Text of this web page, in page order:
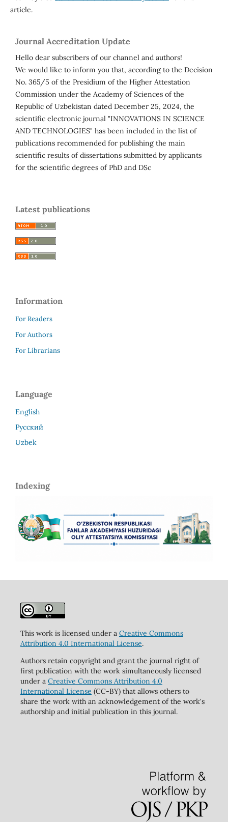
article.
Journal Accreditation Update
Hello dear subscribers of our channel and authors!
We would like to inform you that, according to the Decision
No. 365/5 of the Presidium of the Higher Attestation
Commission under the Academy of Sciences of the
Republic of Uzbekistan dated December 25, 2024, the
scientific electronic journal "INNOVATIONS IN SCIENCE
AND TECHNOLOGIES" has been included in the list of
publications recommended for publishing the main
scientific results of dissertations submitted by applicants
for the scientific degrees of PhD and DSc
Latest publications
Information
For Readers
For Authors
For Librarians
Language
English
Русский
Uzbek
Indexing
This work is licensed under a Creative Commons
Attribution 4.0 International License.
Authors retain copyright and grant the journal right of
first publication with the work simultaneously licensed
under a Creative Commons Attribution 4.0
International License (CC-BY) that allows others to
share the work with an acknowledgement of the work's
authorship and initial publication in this journal.